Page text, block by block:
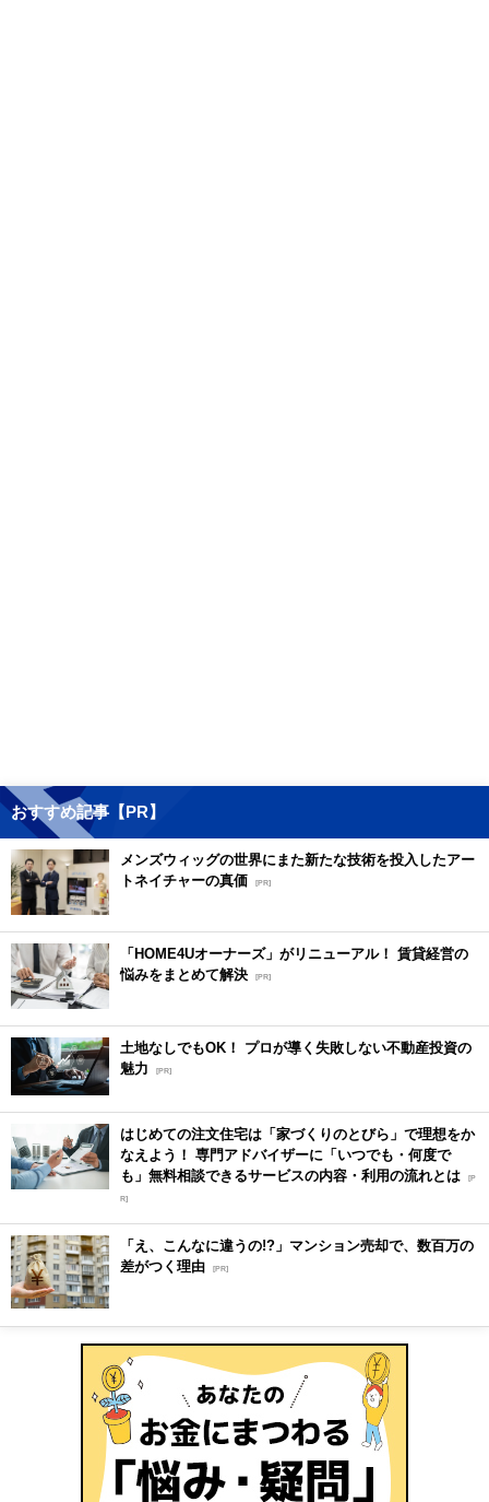
おすすめ記事【PR】
メンズウィッグの世界にまた新たな技術を投入したアー
トネイチャーの真価 [PR]
「HOME4Uオーナーズ」がリニューアル！ 賃貸経営の
悩みをまとめて解決 [PR]
土地なしでもOK！ プロが導く失敗しない不動産投資の
魅力
[PR]
はじめての注文住宅は「家づくりのとびら」で理想をか
なえよう！ 専門アドバイザーに「いつでも・何度で
も」無料相談できるサービスの内容・利用の流れとは [P
R]
「え、こんなに違うの!?」マンション売却で、数百万の
差がつく理由 [PR]